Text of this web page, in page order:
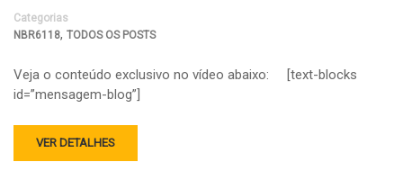
Categorias
NBR6118, TODOS OS POSTS
Veja o conteúdo exclusivo no vídeo abaixo: [text-blocks
id=”mensagem-blog”]
VER DETALHES